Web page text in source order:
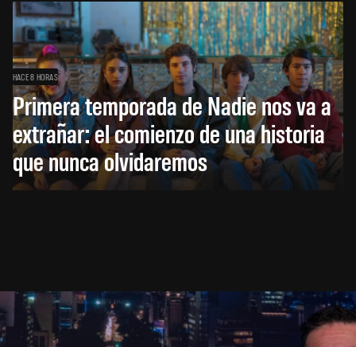
HACE 8 HORAS
Primera temporada de Nadie nos va a
extrañar: el comienzo de una historia
que nunca olvidaremos